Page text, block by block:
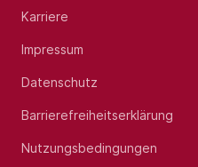
Karriere
Impressum
Datenschutz
Barrierefreiheitserklärung
Nutzungsbedingungen